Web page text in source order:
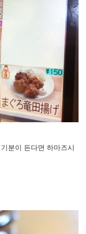
분이 든다면 하마즈시